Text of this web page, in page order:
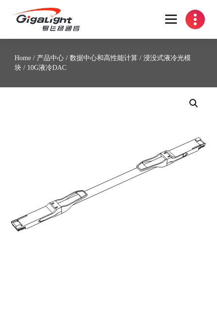
开放光网络器件的向导
Home / 产品中心 / 数据中心和高性能计算 / 浸没式液冷光模
块 / 10G液冷DAC